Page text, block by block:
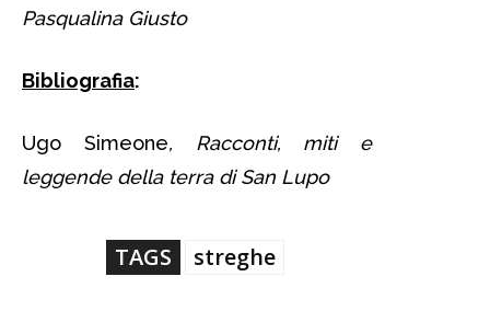
Pasqualina Giusto
Bibliografia:
Ugo Simeone, Racconti, miti e
leggende della terra di San Lupo
TAGS streghe